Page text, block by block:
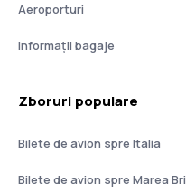
Aeroporturi
Informații bagaje
Zboruri populare
Bilete de avion spre Italia
Bilete de avion spre Marea